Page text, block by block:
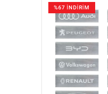
%67 İNDİRİM
GÖZAT